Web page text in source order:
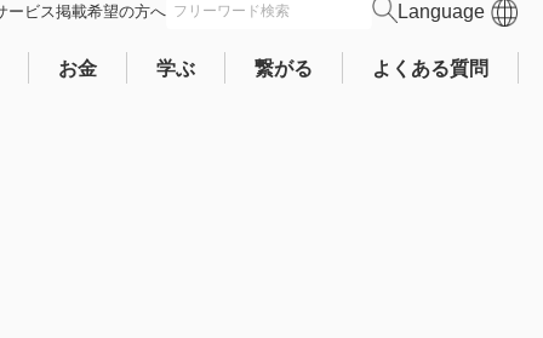
会員ログイン
ービス掲載希望の方へ
お金 学ぶ 繋がる よくある質問